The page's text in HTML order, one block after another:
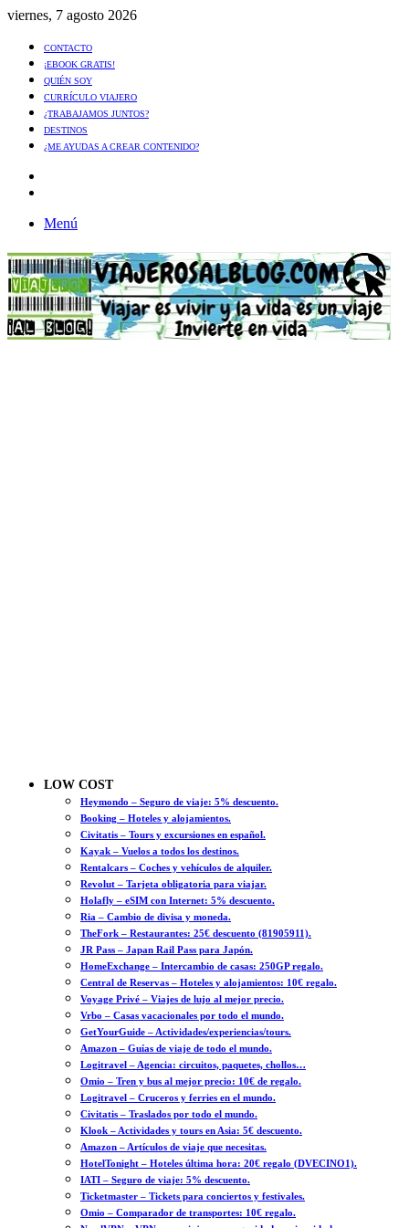
viernes, 7 agosto 2026
CONTACTO
¡EBOOK GRATIS!
QUIÉN SOY
CURRÍCULO VIAJERO
¿TRABAJAMOS JUNTOS?
DESTINOS
¿ME AYUDAS A CREAR CONTENIDO?
Menú
LOW COST
Heymondo – Seguro de viaje: 5% descuento.
Booking – Hoteles y alojamientos.
Civitatis – Tours y excursiones en español.
Kayak – Vuelos a todos los destinos.
Rentalcars – Coches y vehículos de alquiler.
Revolut – Tarjeta obligatoria para viajar.
Holafly – eSIM con Internet: 5% descuento.
Ria – Cambio de divisa y moneda.
TheFork – Restaurantes: 25€ descuento (81905911).
JR Pass – Japan Rail Pass para Japón.
HomeExchange – Intercambio de casas: 250GP regalo.
Central de Reservas – Hoteles y alojamientos: 10€ regalo.
Voyage Privé – Viajes de lujo al mejor precio.
Vrbo – Casas vacacionales por todo el mundo.
GetYourGuide – Actividades/experiencias/tours.
Amazon – Guías de viaje de todo el mundo.
Logitravel – Agencia: circuitos, paquetes, chollos…
Omio – Tren y bus al mejor precio: 10€ de regalo.
Logitravel – Cruceros y ferries en el mundo.
Civitatis – Traslados por todo el mundo.
Klook – Actividades y tours en Asia: 5€ descuento.
Amazon – Artículos de viaje que necesitas.
HotelTonight – Hoteles última hora: 20€ regalo (DVECINO1).
IATI – Seguro de viaje: 5% descuento.
Ticketmaster – Tickets para conciertos y festivales.
Omio – Comparador de transportes: 10€ regalo.